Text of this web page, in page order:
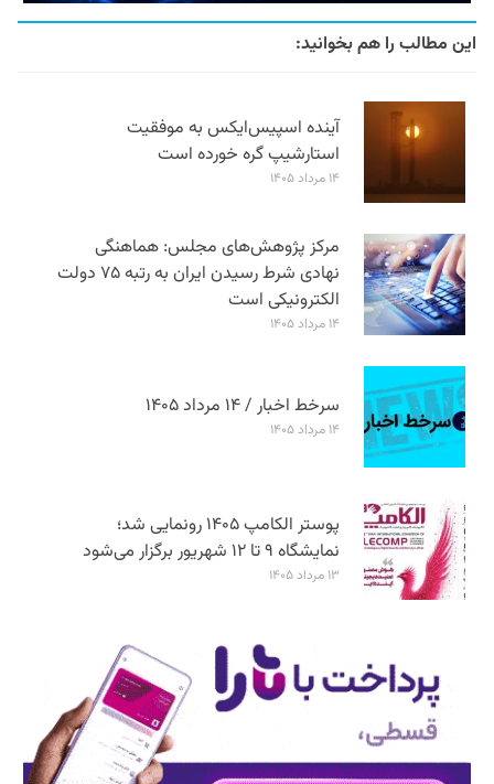
این مطالب را هم بخوانید:
آینده اسپیس‌ایکس به موفقیت
استارشیپ گره خورده است
۱۴ مرداد ۱۴۰۵
مرکز پژوهش‌های مجلس: هماهنگی
نهادی شرط رسیدن ایران به رتبه ۷۵ دولت
الکترونیکی است
۱۴ مرداد ۱۴۰۵
سرخط اخبار / ۱۴ مرداد ۱۴۰۵
۱۴ مرداد ۱۴۰۵
پوستر الکامپ ۱۴۰۵ رونمایی شد؛
نمایشگاه ۹ تا ۱۲ شهریور برگزار می‌شود
۱۳ مرداد ۱۴۰۵